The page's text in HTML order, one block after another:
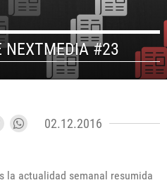
NEXTMEDIA #23
02.12.2016
la actualidad semanal resumida